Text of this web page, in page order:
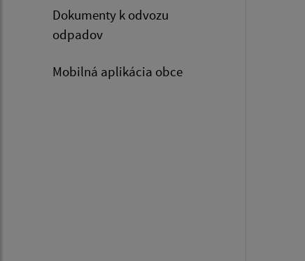
Dokumenty k odvozu
odpadov
Mobilná aplikácia obce